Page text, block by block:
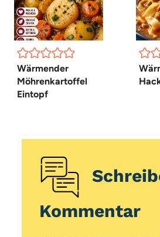
Wärmender
Möhrenkartoffel
Eintopf
Kommentar